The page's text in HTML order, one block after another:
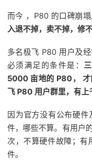
而今 ，P80 的口碑崩塌
入退不掉，卖不掉，修
多名极飞 P80 用户及
必须满足的条件是：
5000 亩地的 P80， 才
飞 P80 用户群里，有上
因为官方没有公布硬
件，哪些不算。有用户
次，不算硬件故障；
件。